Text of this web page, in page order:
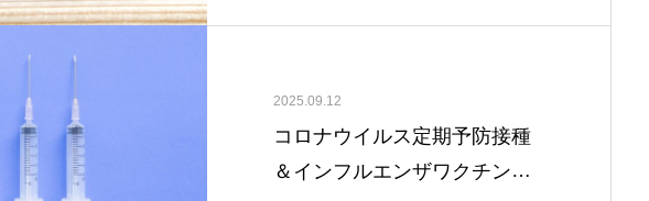
2025.09.12
コロナウイルス定期予防接種
＆インフルエンザワクチン接